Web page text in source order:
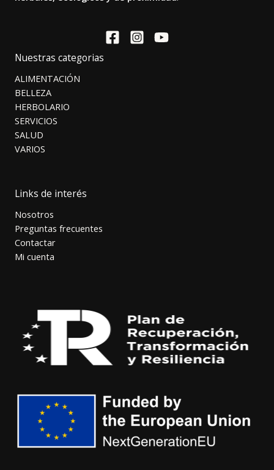
Nuestras categorias
ALIMENTACIÓN
BELLEZA
HERBOLARIO
SERVICIOS
SALUD
VARIOS
Links de interés
Nosotros
Preguntas frecuentes
Contactar
Mi cuenta